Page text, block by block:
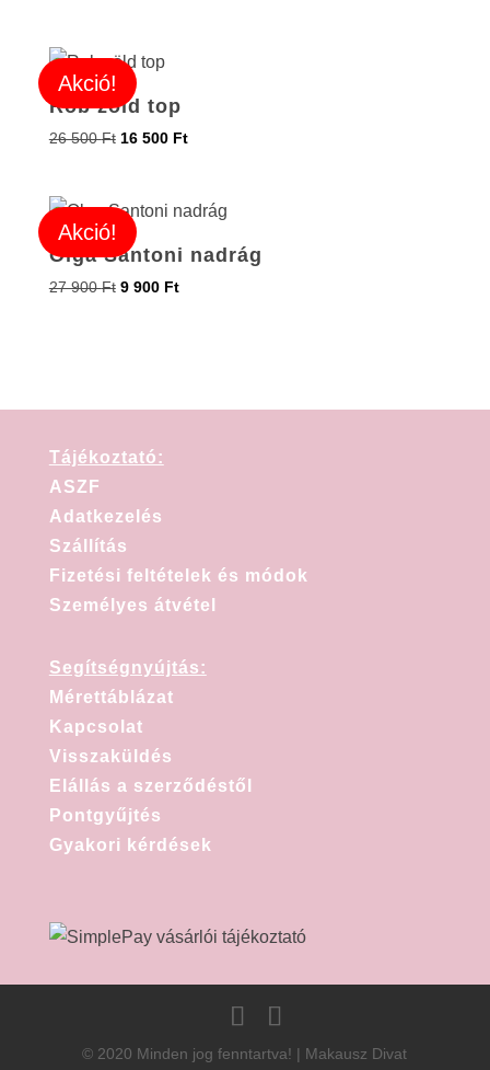
Akció!
Rob zöld top
26 500Ft 16 500 Ft
Akció!
Olga Santoni nadrág
27 900Ft 9 900 Ft
Tájékoztató:
ASZF
Adatkezelés
Szállítás
Fizetési feltételek és módok
Személyes átvétel
Segítségnyújtás:
Mérettáblázat
Kapcsolat
Visszaküldés
Elállás a szerződéstől
Pontgyűjtés
Gyakori kérdések
© 2020 Minden jog fenntartva! | Makausz Divat